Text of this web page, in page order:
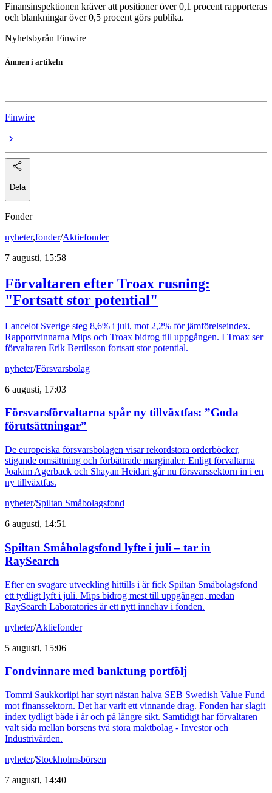
Finansinspektionen kräver att positioner över 0,1 procent rapporteras
och blankningar över 0,5 procent görs publika.
Nyhetsbyrån Finwire
Ämnen i artikeln
Finwire
Dela
Fonder
nyheter,fonder/Aktiefonder
7 augusti, 15:58
Förvaltaren efter Troax rusning:
"Fortsatt stor potential"
Lancelot Sverige steg 8,6% i juli, mot 2,2% för jämförelseindex.
Rapportvinnarna Mips och Troax bidrog till uppgången. I Troax ser
förvaltaren Erik Bertilsson fortsatt stor potential.
nyheter/Försvarsbolag
6 augusti, 17:03
Försvarsförvaltarna spår ny tillväxtfas: ”Goda
förutsättningar”
De europeiska försvarsbolagen visar rekordstora orderböcker,
stigande omsättning och förbättrade marginaler. Enligt förvaltarna
Joakim Agerback och Shayan Heidari går nu försvarssektorn in i en
ny tillväxtfas.
nyheter/Spiltan Småbolagsfond
6 augusti, 14:51
Spiltan Småbolagsfond lyfte i juli – tar in
RaySearch
Efter en svagare utveckling hittills i år fick Spiltan Småbolagsfond
ett tydligt lyft i juli. Mips bidrog mest till uppgången, medan
RaySearch Laboratories är ett nytt innehav i fonden.
nyheter/Aktiefonder
5 augusti, 15:06
Fondvinnare med banktung portfölj
Tommi Saukkoriipi har styrt nästan halva SEB Swedish Value Fund
mot finanssektorn. Det har varit ett vinnande drag. Fonden har slagit
index tydligt både i år och på längre sikt. Samtidigt har förvaltaren
valt sida mellan börsens två stora maktbolag - Investor och
Industrivärden.
nyheter/Stockholmsbörsen
7 augusti, 14:40